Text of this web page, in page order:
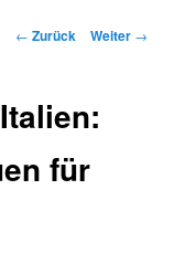
Beitragsnavigation
← Zurück Weiter →
für